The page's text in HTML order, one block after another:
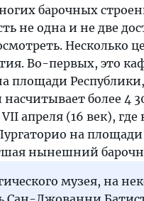
барочных
не одна и не две
Несколько
Во-первых, это
площади
более 4
апреля (16 век), где
на
нынешний
музея, на